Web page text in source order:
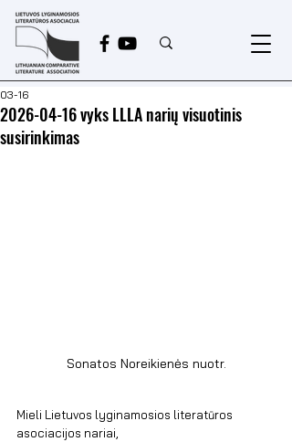
2026-04-16 vyks LLLA narių visuotinis
susirinkimas
03-16
Sonatos Noreikienės nuotr.
Mieli Lietuvos lyginamosios literatūros
asociacijos nariai,